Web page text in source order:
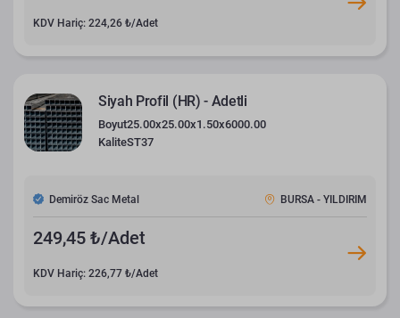
KDV Hariç: 224,26 ₺/Adet
Siyah Profil (HR) - Adetli
Boyut25.00x25.00x1.50x6000.00
KaliteST37
Demiröz Sac Metal BURSA - YILDIRIM
249,45 ₺/Adet
KDV Hariç: 226,77 ₺/Adet